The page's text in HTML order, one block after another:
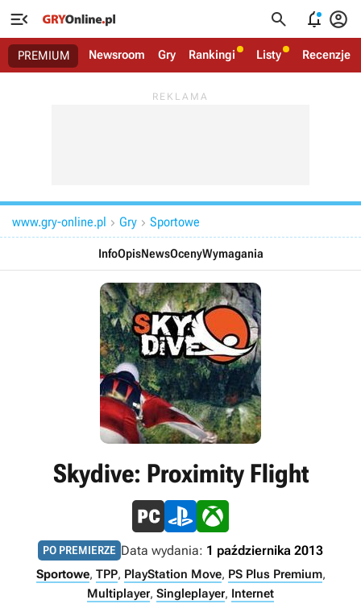
   
PREMIUM Newsroom Gry Rankingi Listy Recenzje
www.gry-online.pl  Gry  Sportowe
InfoOpisNewsOcenyWymagania
Skydive: Proximity Flight
PO PREMIERZE Data wydania: 1 października 2013
Sportowe, TPP, PlayStation Move, PS Plus Premium,
Multiplayer, Singleplayer, Internet